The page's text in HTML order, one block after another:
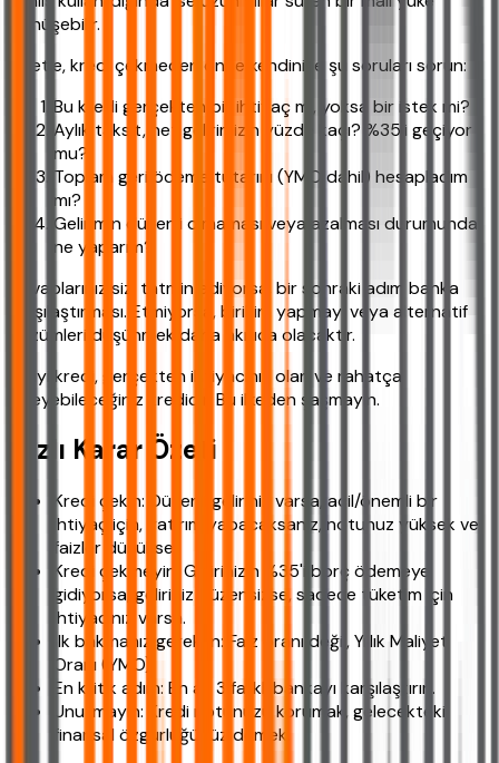
dönüşebilir.
Özetle, kredi çekmeden önce kendinize şu soruları sorun:
Bu kredi gerçekten bir ihtiyaç mı, yoksa bir istek mi?
Aylık taksit, net gelirimizin yüzde kaçı? %35'i geçiyor
mu?
Toplam geri ödeme tutarını (YMO dahil) hesapladım
mı?
Gelirimin düzenli olmaması veya azalması durumunda
ne yaparım?
Cevaplarınız sizi tatmin ediyorsa, bir sonraki adım banka
karşılaştırması. Etmiyorsa, birikim yapmayı veya alternatif
çözümleri düşünmek daha akıllıca olacaktır.
En iyi kredi, gerçekten ihtiyacınız olan ve rahatça
ödeyebileceğiniz kredidir. Bu ilkeden şaşmayın.
Hızlı Karar Özeti
Kredi çekin: Düzenli geliriniz varsa, acil/önemli bir
ihtiyaç için, yatırım yapacaksanız, notunuz yüksek ve
faizler düşükse.
Kredi çekmeyin: Gelirinizin %35'i borç ödemeye
gidiyorsa, geliriniz düzensizse, sadece tüketim için
ihtiyacınız varsa.
İlk bakmanız gereken: Faiz oranı değil, Yıllık Maliyet
Oranı (YMO).
En kritik adım: En az 3 farklı bankayı karşılaştırın.
Unutmayın: Kredi notunuzu korumak, gelecekteki
finansal özgürlüğünüz demek.